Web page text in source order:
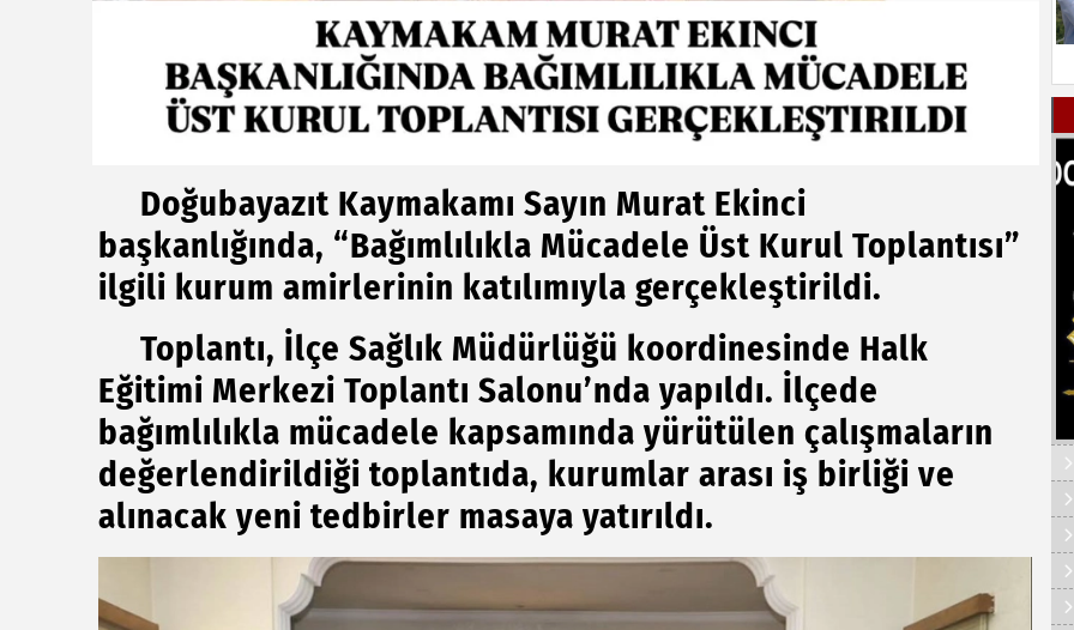
Doğubayazıt Kaymakamı Sayın Murat Ekinci
başkanlığında, “Bağımlılıkla Mücadele Üst Kurul Toplantısı”
ilgili kurum amirlerinin katılımıyla gerçekleştirildi.
Toplantı, İlçe Sağlık Müdürlüğü koordinesinde Halk
Eğitimi Merkezi Toplantı Salonu’nda yapıldı. İlçede
bağımlılıkla mücadele kapsamında yürütülen çalışmaların
değerlendirildiği toplantıda, kurumlar arası iş birliği ve
alınacak yeni tedbirler masaya yatırıldı.